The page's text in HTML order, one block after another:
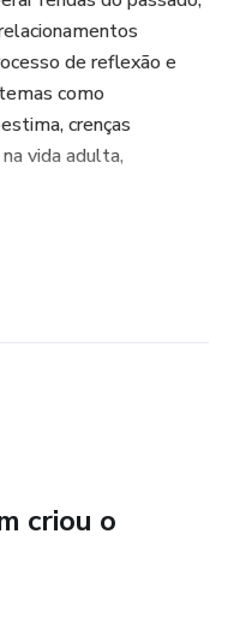
de reflexão e
como
crenças
vida adulta,
criou o